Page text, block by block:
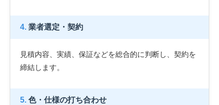
4. 業者選定・契約
見積内容、実績、保証などを総合的に判断し、契約を
締結します。
5. 色・仕様の打ち合わせ